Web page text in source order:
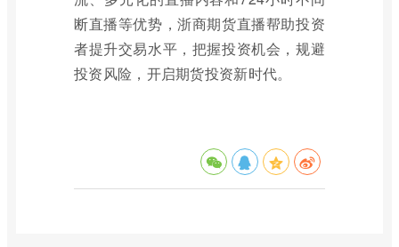
断直播等优势，浙商期货直播帮助投资
者提升交易水平，把握投资机会，规避
投资风险，开启期货投资新时代。